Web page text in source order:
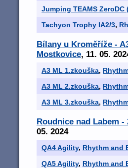
Jumping TEAMS ZeroDC
Tachyon Trophy IA2/3,
Bílany u Kroměříže -
Mostkovice, 11. 05.
A3 ML 1.zkouška,
A3 ML 2.zkouška,
A3 ML 3.zkouška,
Roudnice nad Labem
05. 2024
QA4 Agility, Rhythm and
QA5 Agility, Rhythm and